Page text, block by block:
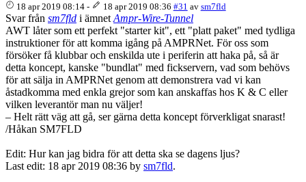
18 apr 2019 08:14 - 18 apr 2019 08:36 #31 av sm7fld
Svar från sm7fld i ämnet Ampr-Wire-Tunnel
AWT låter som ett perfekt "starter kit", ett "platt paket" med tydliga
instruktioner för att komma igång på AMPRNet. För oss som
försöker få klubbar och enskilda ute i periferin att haka på, så är
detta koncept, kanske "bundlat" med fickservern, vad som behövs
för att sälja in AMPRNet genom att demonstrera vad vi kan
åstadkomma med enkla grejor som kan anskaffas hos K & C eller
vilken leverantör man nu väljer!
– Helt rätt väg att gå, ser gärna detta koncept förverkligat snarast!
/Håkan SM7FLD
Edit: Hur kan jag bidra för att detta ska se dagens ljus?
Last edit: 18 apr 2019 08:36 by sm7fld.